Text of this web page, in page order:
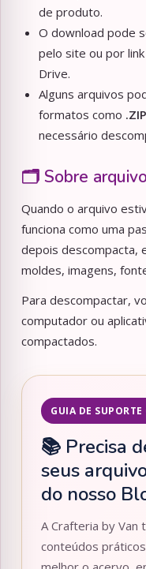
de produto.
O download pode
pelo site ou por
Drive.
Alguns arquivos
formatos como .ZIP
necessário
🗂️ Sobre
Quando o arquivo
funciona como uma
depois descompacta,
moldes, imagens,
Para descompactar,
computador ou
compactados.
GUIA DE SUPORTE
📚 Precisa
seus
do nosso
A Crafteria by Van
conteúdos